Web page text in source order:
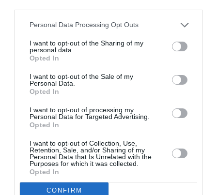
Personal Data Processing Opt Outs
I want to opt-out of the Sharing of my
personal data.
Opted In
I want to opt-out of the Sale of my
Personal Data.
Opted In
I want to opt-out of processing my
Personal Data for Targeted Advertising.
Opted In
I want to opt-out of Collection, Use,
Retention, Sale, and/or Sharing of my
Personal Data that Is Unrelated with the
Purposes for which it was collected.
Opted In
CONFIRM
πτήσεων εξωτερικού -Οι
προϋποθέσεις εισόδου στην Ελλάδα
06/02/2022 12:27
Η Υπηρεσία Πολιτικής Αεροπορίας (ΥΠΑ), στο
πλαίσιο των νέων κανόνων της Ευρωπαϊκής